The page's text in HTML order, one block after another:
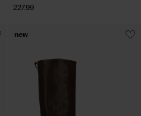
227.99
new